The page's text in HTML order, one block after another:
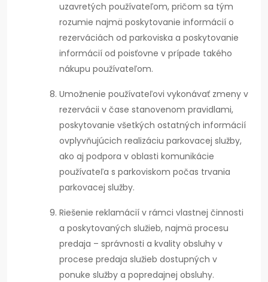
uzavretých používateľom, pričom sa tým
rozumie najmä poskytovanie informácií o
rezerváciách od parkoviska a poskytovanie
informácií od poisťovne v prípade takého
nákupu používateľom.
Umožnenie používateľovi vykonávať zmeny v
rezervácii v čase stanovenom pravidlami,
poskytovanie všetkých ostatných informácií
ovplyvňujúcich realizáciu parkovacej služby,
ako aj podpora v oblasti komunikácie
používateľa s parkoviskom počas trvania
parkovacej služby.
Riešenie reklamácií v rámci vlastnej činnosti
a poskytovaných služieb, najmä procesu
predaja – správnosti a kvality obsluhy v
procese predaja služieb dostupných v
ponuke služby a popredajnej obsluhy.